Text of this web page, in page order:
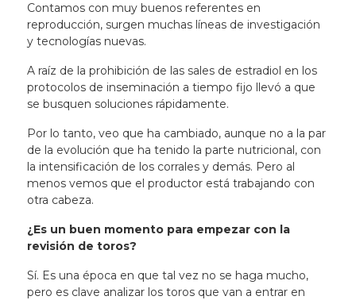
Contamos con muy buenos referentes en
reproducción, surgen muchas líneas de investigación
y tecnologías nuevas.
A raíz de la prohibición de las sales de estradiol en los
protocolos de inseminación a tiempo fijo llevó a que
se busquen soluciones rápidamente.
Por lo tanto, veo que ha cambiado, aunque no a la par
de la evolución que ha tenido la parte nutricional, con
la intensificación de los corrales y demás. Pero al
menos vemos que el productor está trabajando con
otra cabeza.
¿Es un buen momento para empezar con la
revisión de toros?
Sí. Es una época en que tal vez no se haga mucho,
pero es clave analizar los toros que van a entrar en